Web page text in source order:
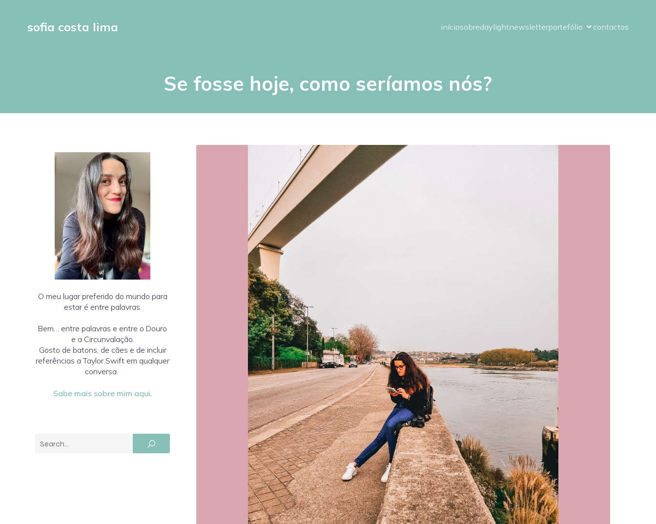
sofia costa lima iníciosobredaylightnewsletterportefólio contactos
Se fosse hoje, como seríamos nós?
O meu lugar preferido do mundo para
estar é entre palavras.
Bem… entre palavras e entre o Douro
e a Circunvalação.
Gosto de batons, de cães e de incluir
referências a Taylor Swift em qualquer
conversa.
Sabe mais sobre mim aqui.